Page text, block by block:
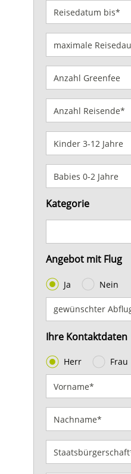
Kategorie
Angebot mit Flug
Ja Nein
Ihre Kontaktdaten
Herr Frau